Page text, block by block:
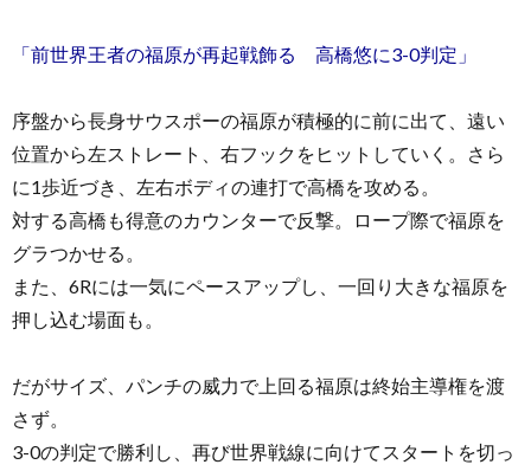
「前世界王者の福原が再起戦飾る 高橋悠に3-0判定」
序盤から長身サウスポーの福原が積極的に前に出て、遠い
位置から左ストレート、右フックをヒットしていく。さら
に1歩近づき、左右ボディの連打で高橋を攻める。
対する高橋も得意のカウンターで反撃。ロープ際で福原を
グラつかせる。
また、6Rには一気にペースアップし、一回り大きな福原を
押し込む場面も。
だがサイズ、パンチの威力で上回る福原は終始主導権を渡
さず。
3-0の判定で勝利し、再び世界戦線に向けてスタートを切っ